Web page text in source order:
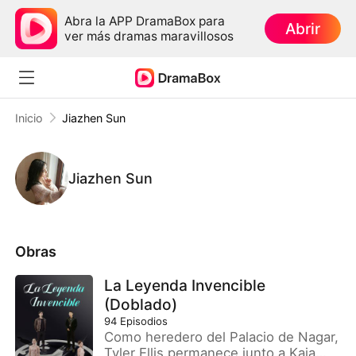
Abra la APP DramaBox para
ver más dramas maravillosos
Abrir
Inicio Jiazhen Sun
Jiazhen Sun
Obras
La Leyenda Invencible
(Doblado)
94 Episodios
Como heredero del Palacio de Nagar,
Tyler Ellis permanece junto a Kaia